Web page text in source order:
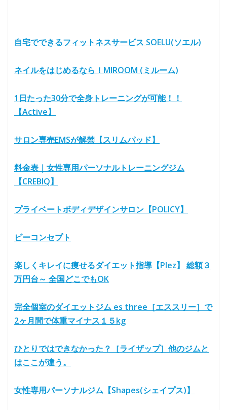
自宅でできるフィットネスサービス SOELU(ソエル)
ネイルをはじめるなら！MIROOM (ミルーム)
1日たった30分で全身トレーニングが可能！！
【Active】
サロン専売EMSが解禁【スリムパッド】
料金表｜女性専用パーソナルトレーニングジム
【CREBIQ】
プライベートボディデザインサロン【POLICY】
ビーコンセプト
楽しくキレイに痩せるダイエット指導【Plez】 総額３
万円台～ 全国どこでもOK
完全個室のダイエットジム es three［エススリー］で
2ヶ月間で体重マイナス１５kg
ひとりではできなかった？［ライザップ］他のジムと
はここが違う。
女性専用パーソナルジム【Shapes(シェイプス)】